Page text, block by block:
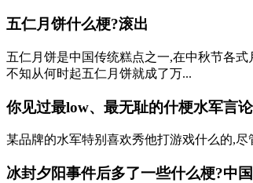
五仁月饼什么梗?滚出
五仁月饼是中国传统糕点之一,在中秋节各
不知从何时起五仁月饼就成了万...
你见过最low、最无耻的什梗水军言
某品牌的水军特别喜欢秀他打游戏什么的,
冰封夕阳事件后多了一些什么梗?中国